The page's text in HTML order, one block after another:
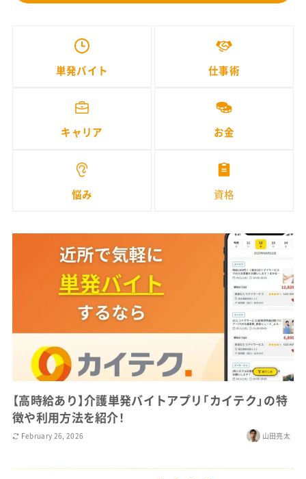
単発バイト 仕事術
キャリア お金
悩み 資格
【高時給あり】介護単発バイトアプリ「カイテク」の特
徴や利用方法を紹介！
February 26, 2026 山田亮太